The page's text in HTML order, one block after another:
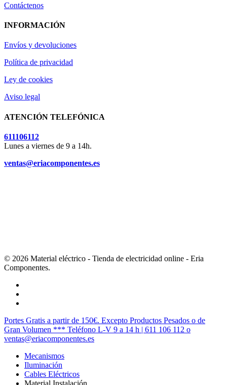
Contáctenos
INFORMACIÓN
Envíos y devoluciones
Política de privacidad
Ley de cookies
Aviso legal
ATENCIÓN TELEFÓNICA
611106112
Lunes a viernes de 9 a 14h.
ventas@eriacomponentes.es
© 2026 Material eléctrico - Tienda de electricidad online - Eria
Componentes.
Cerrar
Menú
Portes Gratis a partir de 150€. Excepto Productos Pesados o de
Gran Volumen *** Teléfono L-V 9 a 14 h | 611 106 112 o
ventas@eriacomponentes.es
Mecanismos
Iluminación
Cables Eléctricos
Material Instalación